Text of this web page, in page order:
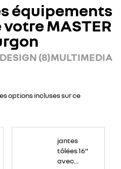
équipements
MASTER
DESIGN (8)MULTIMEDIA
options incluses sur ce
jantes
tôlées 16"
avec